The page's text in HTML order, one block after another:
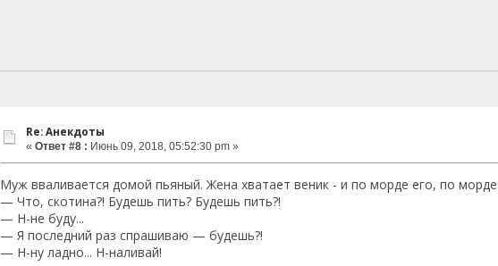
Re: Анекдоты
« Ответ #8 : Июнь 09, 2018, 05:52:30 pm »
Муж вваливается домой пьяный. Жена хватает веник - и по морде его, по морде:
— Что, скотина?! Будешь пить? Будешь пить?!
— Н-не буду...
— Я последний раз спрашиваю — будешь?!
— Н-ну ладно... Н-наливай!